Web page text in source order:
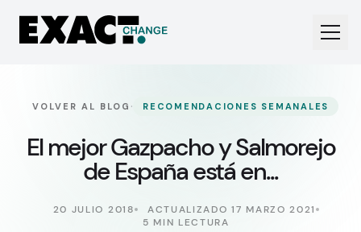
VOLVER AL BLOG · RECOMENDACIONES SEMANALES
El mejor Gazpacho y Salmorejo
de España está en...
20 JULIO 2018
ACTUALIZADO 17 MARZO 2021
5 MIN LECTURA